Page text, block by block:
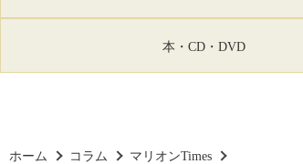
本・CD・DVD
ホーム コラム マリオンTimes